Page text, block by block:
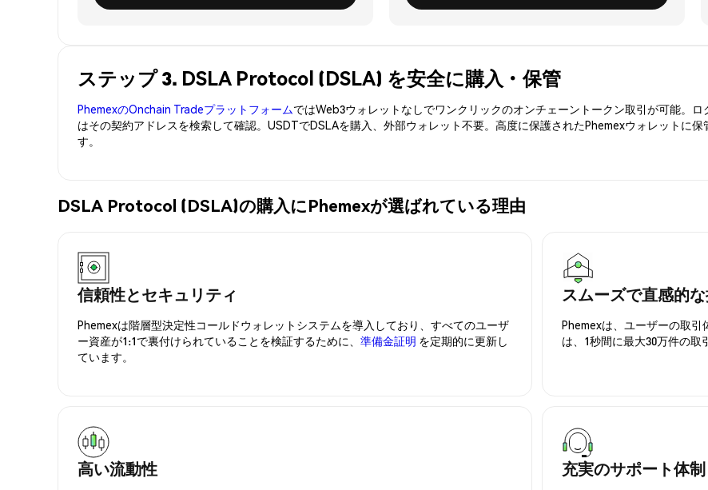
ステップ 3. DSLA Protocol (DSLA) を安全に購入・保管
PhemexのOnchain TradeプラットフォームではWeb3ウォレットなしでワンクリックのオンチェーントークン取引が可能。ロ
はその契約アドレスを検索して確認。USDTでDSLAを購入、外部ウォレット不要。高度に保護されたPhemexウォレットに
す。
DSLA Protocol (DSLA)の購入にPhemexが選ばれている理由
信頼性とセキュリティ
Phemexは階層型決定性コールドウォレットシステムを導入しており、すべてのユーザ
ー資産が1:1で裏付けられていることを検証するために、 準備金証明 を定期的に更新し
ています。
スムーズで直感的
Phemexは、ユーザーの取
は、1秒間に最大30万件の取
高い流動性 充実のサポート体制